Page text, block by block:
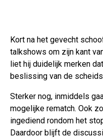
Kort na het gevecht
talkshows om zijn kant
liet hij duidelijk merken
beslissing van de
Sterker nog, inmiddels
mogelijke rematch. Ook
ingediend rondom het
Daardoor blijft de